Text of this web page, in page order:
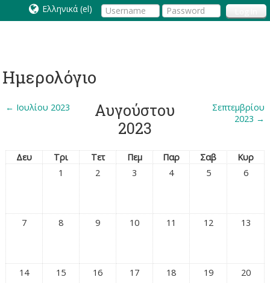
Ελληνικά ‎(el)‎
Ημερολόγιο
← Ιουλίου 2023
Αυγούστου
2023
Σεπτεμβρίου
2023 →
Δευ Τρι Τετ Πεμ Παρ Σαβ
Κυρ
1
2 3 4 5 6
7 8 9 10 11 12 13
14 15 16 17 18 19 20